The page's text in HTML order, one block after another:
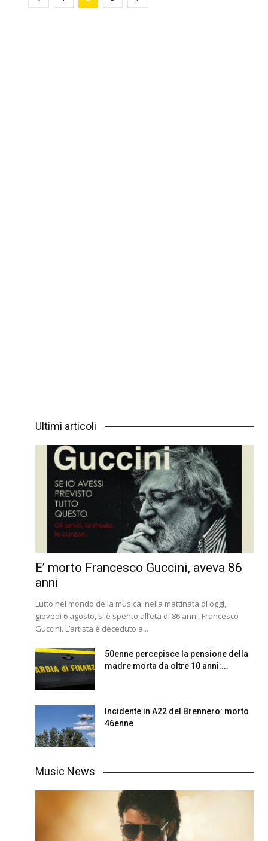
Ultimi articoli
E’ morto Francesco Guccini, aveva 86
anni
Lutto nel mondo della musica: nella mattinata di oggi,
giovedì 6 agosto, si è spento all’età di 86 anni, Francesco
Guccini. L’artista è deceduto a...
50enne percepisce la pensione della
madre morta da oltre 10 anni:...
Incidente in A22 del Brennero: morto
46enne
Music News